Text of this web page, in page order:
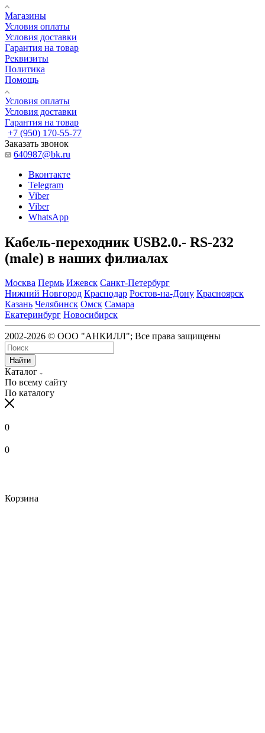
Магазины
Условия оплаты
Условия доставки
Гарантия на товар
Реквизиты
Политика
Помощь
Условия оплаты
Условия доставки
Гарантия на товар
+7 (950) 170-55-77
Заказать звонок
640987@bk.ru
Вконтакте
Telegram
Viber
Viber
WhatsApp
Кабель-переходник USB2.0.- RS-232
(male) в наших филиалах
Москва Пермь Ижевск Санкт-Петербург
Нижний Новгород Краснодар Ростов-на-Дону Красноярск
Казань Челябинск Омск Самара
Екатеринбург Новосибирск
2002-2026 © ООО "АНКИЛЛ"; Все права защищены
Найти
Каталог
По всему сайту
По каталогу
0
0
Корзина